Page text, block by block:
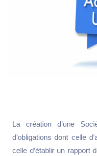
La création d’une
d’obligations dont celle
celle d’établir un rapport